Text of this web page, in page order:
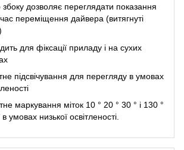
збоку дозволяє переглядати показання
переміщення дайвера (витягнуті
для фіксації приладу і на сухих
підсвічування для перегляду в умовах
маркування міток 10 ° 20 ° 30 ° і 130 °
в умовах низької освітленості.